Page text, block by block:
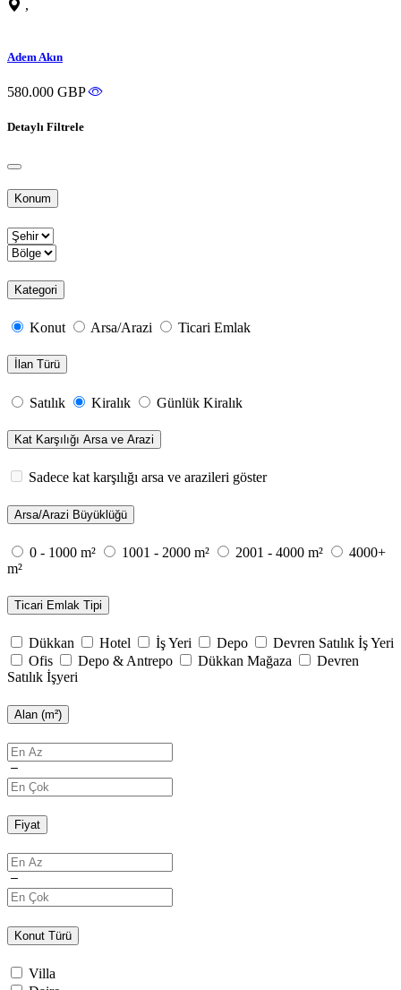
,
Adem Akın
580.000 GBP
Detaylı Filtrele
Konum
Kategori
Konut Arsa/Arazi Ticari Emlak
İlan Türü
Satılık Kiralık Günlük Kiralık
Kat Karşılığı Arsa ve Arazi
Sadece kat karşılığı arsa ve arazileri göster
Arsa/Arazi Büyüklüğü
0 - 1000 m² 1001 - 2000 m² 2001 - 4000 m²
4000+
m²
Ticari Emlak Tipi
Dükkan Hotel İş Yeri Depo
Devren Satılık İş Yeri
Ofis
Depo & Antrepo Dükkan Mağaza
Devren
Satılık İşyeri
Alan (m²)
Fiyat
Konut Türü
Villa